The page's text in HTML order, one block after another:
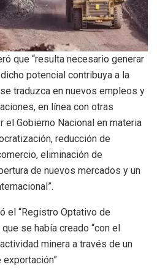
que “resulta necesario generar
potencial contribuya a la
traduzca en nuevos empleos y
en línea con otras
Gobierno Nacional en materia
reducción de
eliminación de
de nuevos mercados y un
el “Registro Optativo de
se había creado “con el
minera a través de un